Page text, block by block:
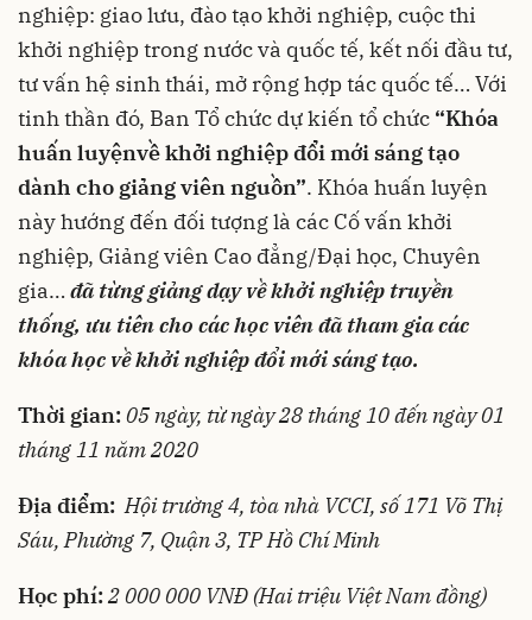
nghiệp: giao lưu, đào tạo khởi nghiệp, cuộc thi
khởi nghiệp trong nước và quốc tế, kết nối đầu tư,
tư vấn hệ sinh thái, mở rộng hợp tác quốc tế… Với
tinh thần đó, Ban Tổ chức dự kiến tổ chức “Khóa
huấn luyệnvề khởi nghiệp đổi mới sáng tạo
dành cho giảng viên nguồn”. Khóa huấn luyện
này hướng đến đối tượng là các Cố vấn khởi
nghiệp, Giảng viên Cao đẳng/Đại học, Chuyên
gia… đã từng giảng dạy về khởi nghiệp truyền
thống, ưu tiên cho các học viên đã tham gia các
khóa học về khởi nghiệp đổi mới sáng tạo.
Thời gian:05 ngày, từ ngày 28 tháng 10 đến ngày 01
tháng 11 năm 2020
Địa điểm:Hội trường 4, tòa nhà VCCI, số 171 Võ Thị
Sáu, Phường 7, Quận 3, TP Hồ Chí Minh
Học phí:2 000 000 VNĐ (Hai triệu Việt Nam đồng)